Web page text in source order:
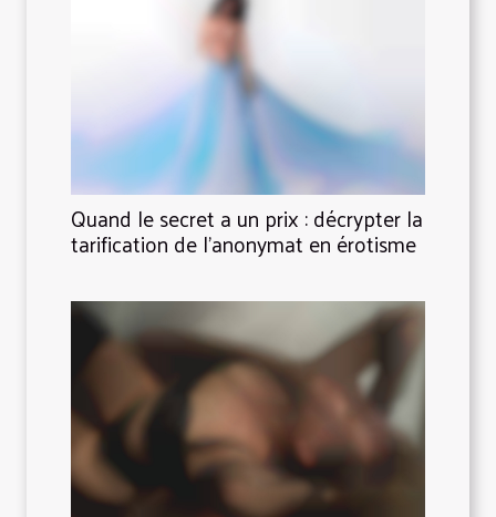
Quand le secret a un prix : décrypter la
tarification de l’anonymat en érotisme